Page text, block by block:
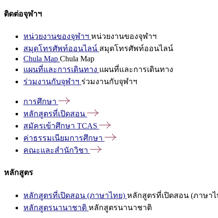
ติดต่อจุฬาฯ
หน่วยงานของจุฬาฯ หน่วยงานของจุฬาฯ
สมุดโทรศัพท์ออนไลน์ สมุดโทรศัพท์ออนไลน์
Chula Map Chula Map
แผนที่และการเดินทาง แผนที่และการเดินทาง
ร่วมงานกับจุฬาฯ ร่วมงานกับจุฬาฯ
การศึกษา
หลักสูตรที่เปิดสอน
สมัครเข้าศึกษา TCAS
ค่าธรรมเนียมการศึกษา
คณะและสำนักวิชา
หลักสูตร
หลักสูตรที่เปิดสอน (ภาษาไทย) หลักสูตรที่เปิดสอน (ภาษาไ
หลักสูตรนานาชาติ หลักสูตรนานาชาติ